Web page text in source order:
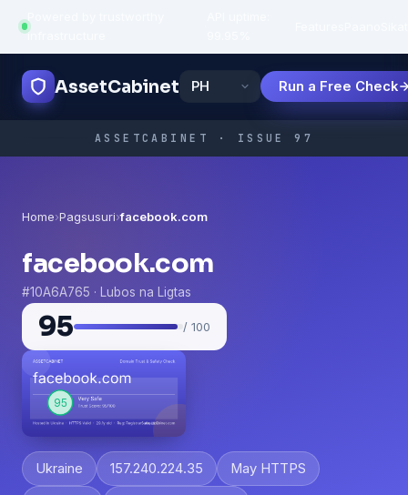
infrastructure
AssetCabinet Run a Free Check
ASSETCABINET · ISSUE 97
Home›Pagsusuri›facebook.com
facebook.com
#10A6A765 · Lubos na Ligtas
95 / 100
Ukraine 157.240.224.35 May HTTPS